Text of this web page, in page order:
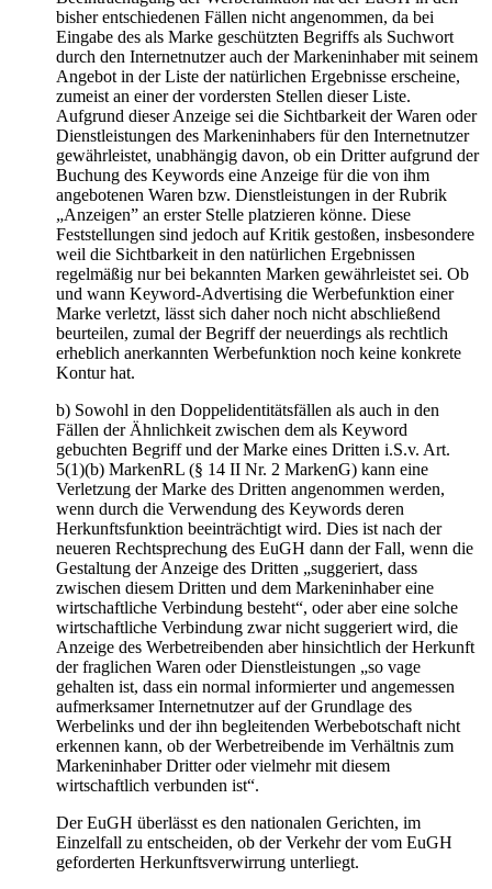
bisher entschiedenen Fällen nicht angenommen, da bei
Eingabe des als Marke geschützten Begriffs als Suchwort
durch den Internetnutzer auch der Markeninhaber mit seinem
Angebot in der Liste der natürlichen Ergebnisse erscheine,
zumeist an einer der vordersten Stellen dieser Liste.
Aufgrund dieser Anzeige sei die Sichtbarkeit der Waren oder
Dienstleistungen des Markeninhabers für den Internetnutzer
gewährleistet, unabhängig davon, ob ein Dritter aufgrund der
Buchung des Keywords eine Anzeige für die von ihm
angebotenen Waren bzw. Dienstleistungen in der Rubrik
„Anzeigen” an erster Stelle platzieren könne. Diese
Feststellungen sind jedoch auf Kritik gestoßen, insbesondere
weil die Sichtbarkeit in den natürlichen Ergebnissen
regelmäßig nur bei bekannten Marken gewährleistet sei. Ob
und wann Keyword-Advertising die Werbefunktion einer
Marke verletzt, lässt sich daher noch nicht abschließend
beurteilen, zumal der Begriff der neuerdings als rechtlich
erheblich anerkannten Werbefunktion noch keine konkrete
Kontur hat.
b) Sowohl in den Doppelidentitätsfällen als auch in den
Fällen der Ähnlichkeit zwischen dem als Keyword
gebuchten Begriff und der Marke eines Dritten i.S.v. Art.
5(1)(b) MarkenRL (§ 14 II Nr. 2 MarkenG) kann eine
Verletzung der Marke des Dritten angenommen werden,
wenn durch die Verwendung des Keywords deren
Herkunftsfunktion beeinträchtigt wird. Dies ist nach der
neueren Rechtsprechung des EuGH dann der Fall, wenn die
Gestaltung der Anzeige des Dritten „suggeriert, dass
zwischen diesem Dritten und dem Markeninhaber eine
wirtschaftliche Verbindung besteht“, oder aber eine solche
wirtschaftliche Verbindung zwar nicht suggeriert wird, die
Anzeige des Werbetreibenden aber hinsichtlich der Herkunft
der fraglichen Waren oder Dienstleistungen „so vage
gehalten ist, dass ein normal informierter und angemessen
aufmerksamer Internetnutzer auf der Grundlage des
Werbelinks und der ihn begleitenden Werbebotschaft nicht
erkennen kann, ob der Werbetreibende im Verhältnis zum
Markeninhaber Dritter oder vielmehr mit diesem
wirtschaftlich verbunden ist“.
Der EuGH überlässt es den nationalen Gerichten, im
Einzelfall zu entscheiden, ob der Verkehr der vom EuGH
geforderten Herkunftsverwirrung unterliegt.